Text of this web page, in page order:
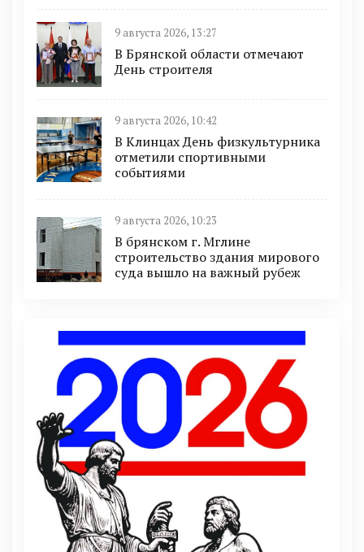
9 августа 2026, 13:27
В Брянской области отмечают
День строителя
9 августа 2026, 10:42
В Клинцах День физкультурника
отметили спортивными
событиями
9 августа 2026, 10:23
В брянском г. Мглине
строительство здания мирового
суда вышло на важный рубеж